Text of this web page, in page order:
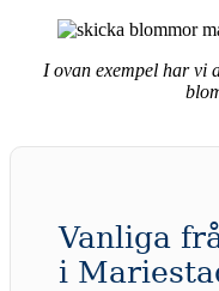
I ovan exempel har vi
Vanliga
i